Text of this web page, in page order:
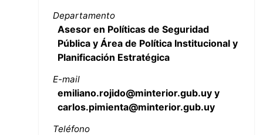
Departamento
Asesor en Políticas de Seguridad
Pública y Área de Política Institucional y
Planificación Estratégica
E-mail
emiliano.rojido@minterior.gub.uy y
carlos.pimienta@minterior.gub.uy
Teléfono